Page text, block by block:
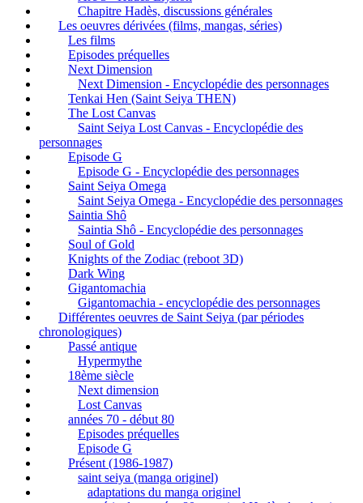
Chapitre Hadès, discussions générales
Les oeuvres dérivées (films, mangas, séries)
Les films
Episodes préquelles
Next Dimension
Next Dimension - Encyclopédie des personnages
Tenkai Hen (Saint Seiya THEN)
The Lost Canvas
Saint Seiya Lost Canvas - Encyclopédie des
personnages
Episode G
Episode G - Encyclopédie des personnages
Saint Seiya Omega
Saint Seiya Omega - Encyclopédie des personnages
Saintia Shô
Saintia Shô - Encyclopédie des personnages
Soul of Gold
Knights of the Zodiac (reboot 3D)
Dark Wing
Gigantomachia
Gigantomachia - encyclopédie des personnages
Différentes oeuvres de Saint Seiya (par périodes
chronologiques)
Passé antique
Hypermythe
18ème siècle
Next dimension
Lost Canvas
années 70 - début 80
Episodes préquelles
Episode G
Présent (1986-1987)
saint seiya (manga originel)
adaptations du manga originel